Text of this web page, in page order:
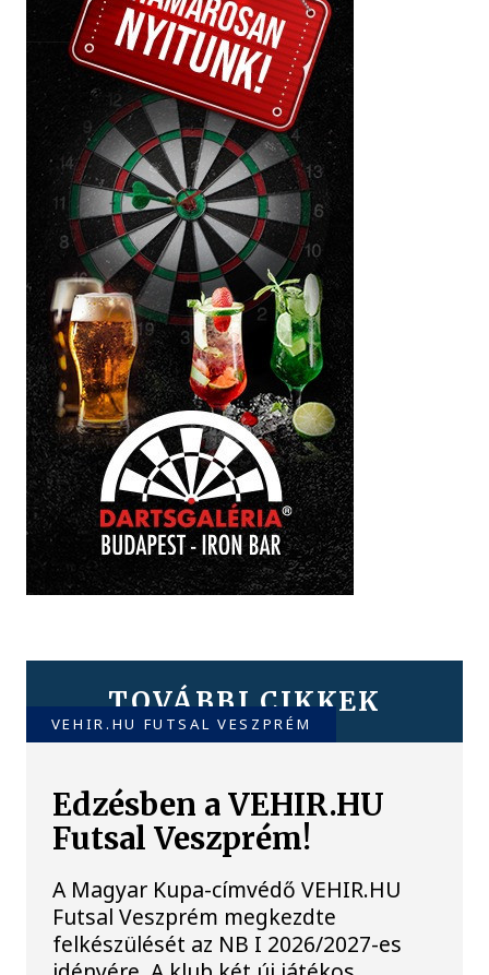
TOVÁBBI CIKKEK
VEHIR.HU FUTSAL VESZPRÉM
Edzésben a VEHIR.HU
Futsal Veszprém!
A Magyar Kupa-címvédő VEHIR.HU
Futsal Veszprém megkezdte
felkészülését az NB I 2026/2027-es